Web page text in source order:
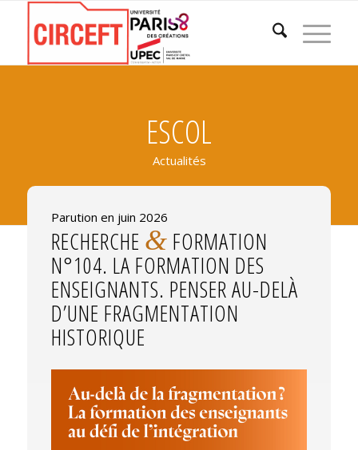
ESCOL
Actualités
Parution en juin 2026
RECHERCHE & FORMATION
N°104. LA FORMATION DES
ENSEIGNANTS. PENSER AU-DELÀ
D’UNE FRAGMENTATION
HISTORIQUE